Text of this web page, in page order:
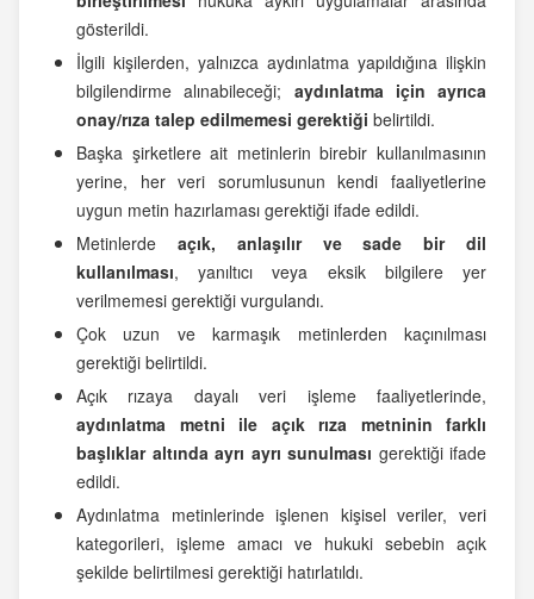
gösterildi.
İlgili kişilerden, yalnızca aydınlatma yapıldığına ilişkin
bilgilendirme alınabileceği; aydınlatma için ayrıca
onay/rıza talep edilmemesi gerektiği belirtildi.
Başka şirketlere ait metinlerin birebir kullanılmasının
yerine, her veri sorumlusunun kendi faaliyetlerine
uygun metin hazırlaması gerektiği ifade edildi.
Metinlerde açık, anlaşılır ve sade bir dil
kullanılması, yanıltıcı veya eksik bilgilere yer
verilmemesi gerektiği vurgulandı.
Çok uzun ve karmaşık metinlerden kaçınılması
gerektiği belirtildi.
Açık rızaya dayalı veri işleme faaliyetlerinde,
aydınlatma metni ile açık rıza metninin farklı
başlıklar altında ayrı ayrı sunulması gerektiği ifade
edildi.
Aydınlatma metinlerinde işlenen kişisel veriler, veri
kategorileri, işleme amacı ve hukuki sebebin açık
şekilde belirtilmesi gerektiği hatırlatıldı.